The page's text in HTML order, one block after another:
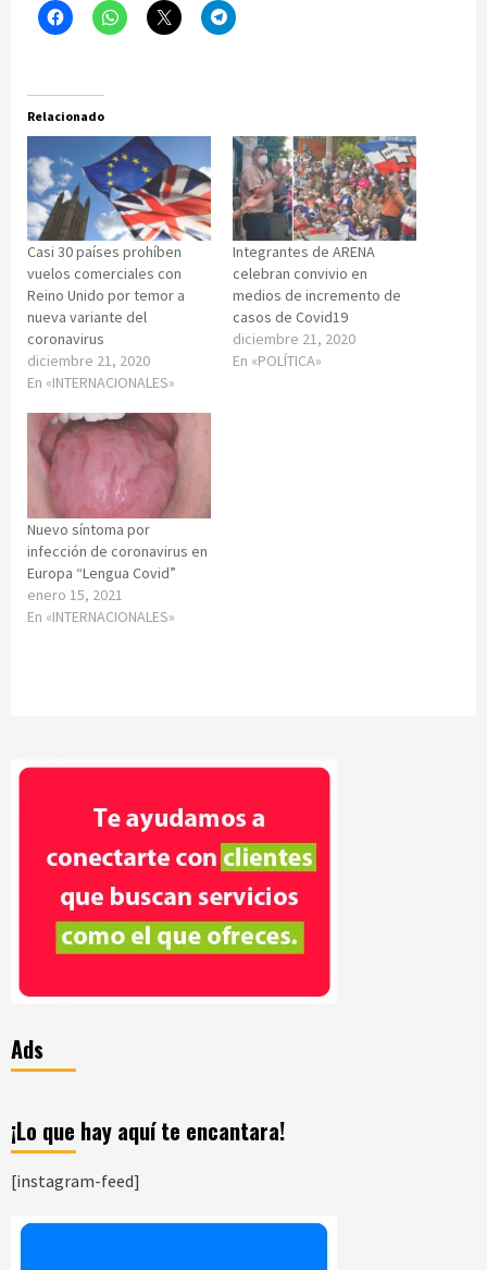
Relacionado
Casi 30 países prohíben
vuelos comerciales con
Reino Unido por temor a
nueva variante del
coronavirus
diciembre 21, 2020
En «INTERNACIONALES»
Integrantes de ARENA
celebran convivio en
medios de incremento de
casos de Covid19
diciembre 21, 2020
En «POLÍTICA»
Nuevo síntoma por
infección de coronavirus en
Europa “Lengua Covid”
enero 15, 2021
En «INTERNACIONALES»
Ads
¡Lo que hay aquí te encantara!
[instagram-feed]